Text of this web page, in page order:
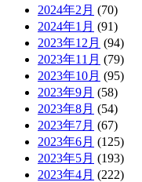
2024年2月 (70)
2024年1月 (91)
2023年12月 (94)
2023年11月 (79)
2023年10月 (95)
2023年9月 (58)
2023年8月 (54)
2023年7月 (67)
2023年6月 (125)
2023年5月 (193)
2023年4月 (222)